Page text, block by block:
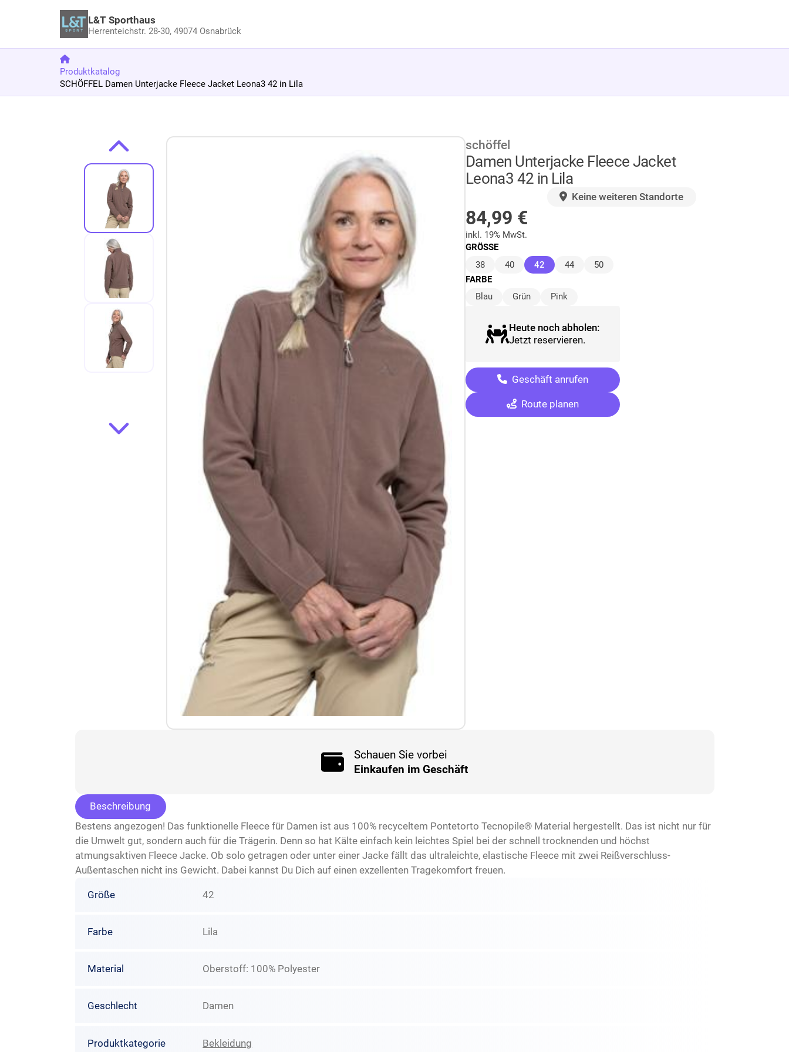
L&T Sporthaus
Herrenteichstr. 28-30,49074 Osnabrück
Produktkatalog
SCHÖFFEL Damen Unterjacke Fleece Jacket Leona3 42 in Lila
Zur Produktbeschreibung springen schöffel
Damen Unterjacke Fleece Jacket
Leona3 42 in Lila
Keine weiteren Standorte
84,99 €
inkl. 19% MwSt.
GRÖSSE
38
40 42 (ausgewählt)
44
50
FARBE
Blau
Grün Pink
Heute noch abholen:
Jetzt reservieren.
Geschäft anrufen
Route planen
Schauen Sie vorbei
Einkaufen im Geschäft
Beschreibung
Bestens angezogen! Das funktionelle Fleece für Damen ist aus 100% recyceltem Pontetorto Tecnopile® Material hergestellt. Das ist nicht nur für
die Umwelt gut, sondern auch für die Trägerin. Denn so hat Kälte einfach kein leichtes Spiel bei der schnell trocknenden und höchst
atmungsaktiven Fleece Jacke. Ob solo getragen oder unter einer Jacke fällt das ultraleichte, elastische Fleece mit zwei Reißverschluss-
Außentaschen nicht ins Gewicht. Dabei kannst Du Dich auf einen exzellenten Tragekomfort freuen.
Größe 42
Farbe Lila
Material Oberstoff: 100% Polyester
Geschlecht Damen
Produktkategorie Bekleidung